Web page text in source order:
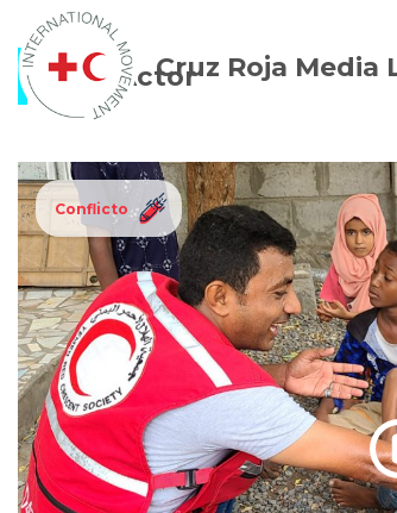
Cruz Roja Media
Actor
Conflicto